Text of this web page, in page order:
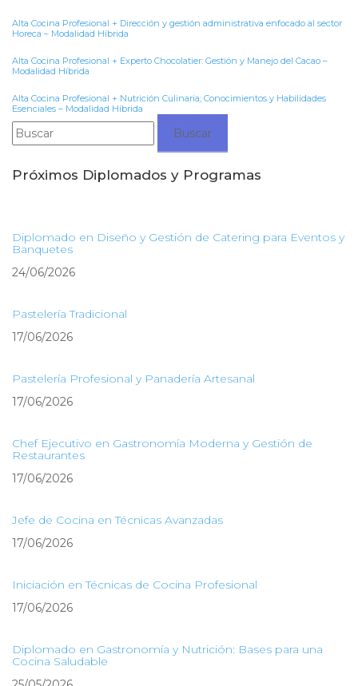
Alta Cocina Profesional + Dirección y gestión administrativa enfocado al sector
Horeca – Modalidad Híbrida
Alta Cocina Profesional + Experto Chocolatier: Gestión y Manejo del Cacao –
Modalidad Híbrida
Alta Cocina Profesional + Nutrición Culinaria; Conocimientos y Habilidades
Esenciales – Modalidad Híbrida
Buscar:
Próximos Diplomados y Programas
Diplomado en Diseño y Gestión de Catering para Eventos y
Banquetes
24/06/2026
Pastelería Tradicional
17/06/2026
Pastelería Profesional y Panadería Artesanal
17/06/2026
Chef Ejecutivo en Gastronomía Moderna y Gestión de
Restaurantes
17/06/2026
Jefe de Cocina en Técnicas Avanzadas
17/06/2026
Iniciación en Técnicas de Cocina Profesional
17/06/2026
Diplomado en Gastronomía y Nutrición: Bases para una
Cocina Saludable